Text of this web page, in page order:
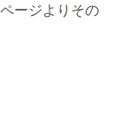
ージよりその